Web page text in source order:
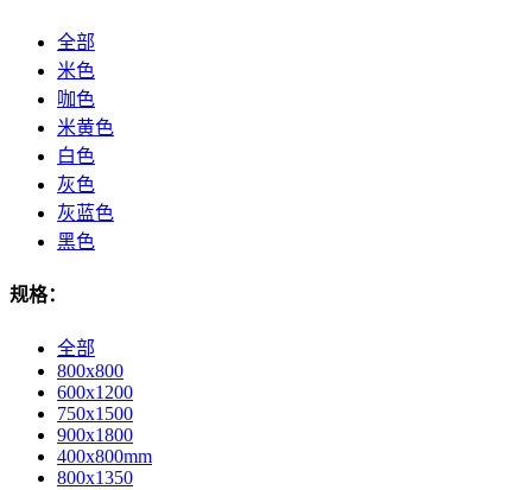
全部
米色
咖色
米黄色
白色
灰色
灰蓝色
黑色
规格：
全部
800x800
600x1200
750x1500
900x1800
400x800mm
800x1350